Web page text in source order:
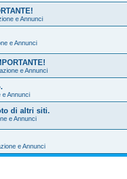
e Annunci
e Annunci
e Annunci
e Annunci
di altri siti.
e Annunci
e Annunci